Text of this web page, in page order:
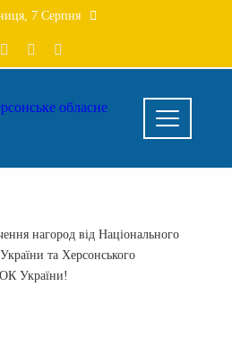
7 Серпня
нагород від Національного
та Херсонського
України!